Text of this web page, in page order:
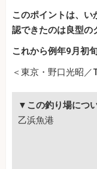
このポイントは、い
認できたのは良型の
これから例年9月初
＜東京・野口光昭／
▼この釣り場につ
乙浜魚港